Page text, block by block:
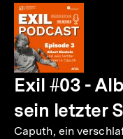
Exil #03 -
sein letzter
Caputh, ein